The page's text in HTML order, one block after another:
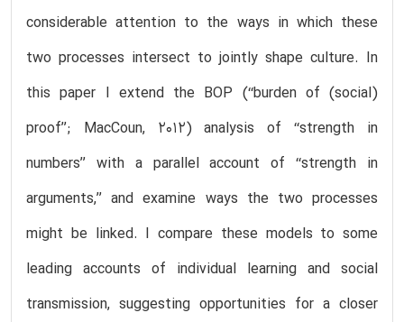
considerable attention to the ways in which these
two processes intersect to jointly shape culture. In
this paper I extend the BOP (‘‘burden of (social)
proof’’; MacCoun, 2012) analysis of ‘‘strength in
numbers’’ with a parallel account of ‘‘strength in
arguments,’’ and examine ways the two processes
might be linked. I compare these models to some
leading accounts of individual learning and social
transmission, suggesting opportunities for a closer